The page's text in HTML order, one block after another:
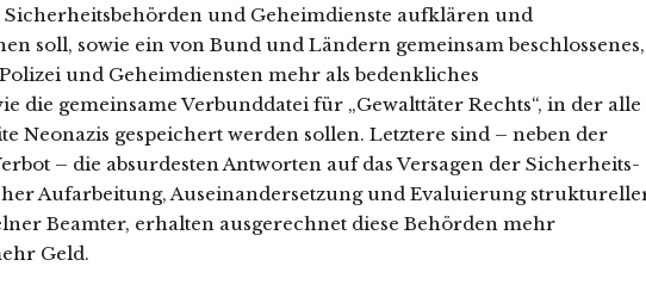
und Geheimdienste aufklären und
soll, sowie ein von Bund und Ländern gemeinsam beschlossenes,
und Geheimdiensten mehr als bedenkliches
die gemeinsame Verbunddatei für „Gewalttäter Rechts“, in der alle
Neonazis gespeichert werden sollen. Letztere sind – neben der
– die absurdesten Antworten auf das Versagen der Sicherheits-
Aufarbeitung, Auseinandersetzung und Evaluierung
Beamter, erhalten ausgerechnet diese Behörden mehr
Geld.